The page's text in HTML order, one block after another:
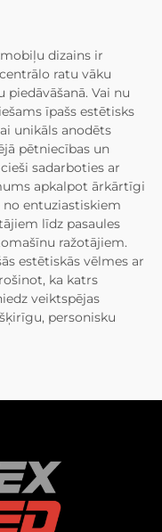
dizains ir
ratu vāku
Vai nu
īpašs estētisks
unikāls anodēts
pētniecības un
sadarboties ar
apkalpot ārkārtīgi
entuziastiskiem
līdz pasaules
ražotājiem.
estētiskās vēlmes ar
ka katrs
veiktspējas
personisku